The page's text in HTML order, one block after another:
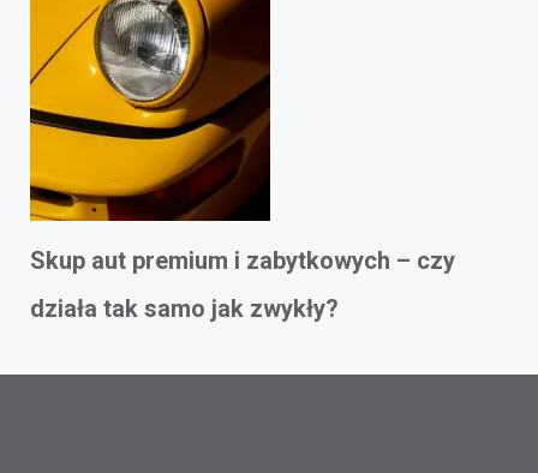
Skup aut premium i zabytkowych – czy
działa tak samo jak zwykły?